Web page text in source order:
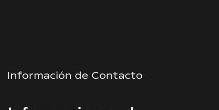
Información de Contacto